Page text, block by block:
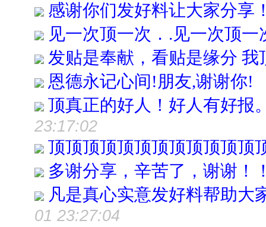
感谢你们发好料让大家分享
见一次顶一次．.见一次顶一
发贴是奉献，看贴是缘分 我
恩德永记心间!朋友,谢谢你!
顶真正的好人！好人有好报
23:17:02
顶顶顶顶顶顶顶顶顶顶顶顶
多谢分享，辛苦了，谢谢！
凡是真心实意发好料帮助大
01 23:27:04